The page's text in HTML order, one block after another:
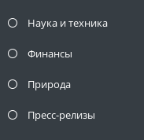
Наука и техника
Финансы
Природа
Пресс-релизы